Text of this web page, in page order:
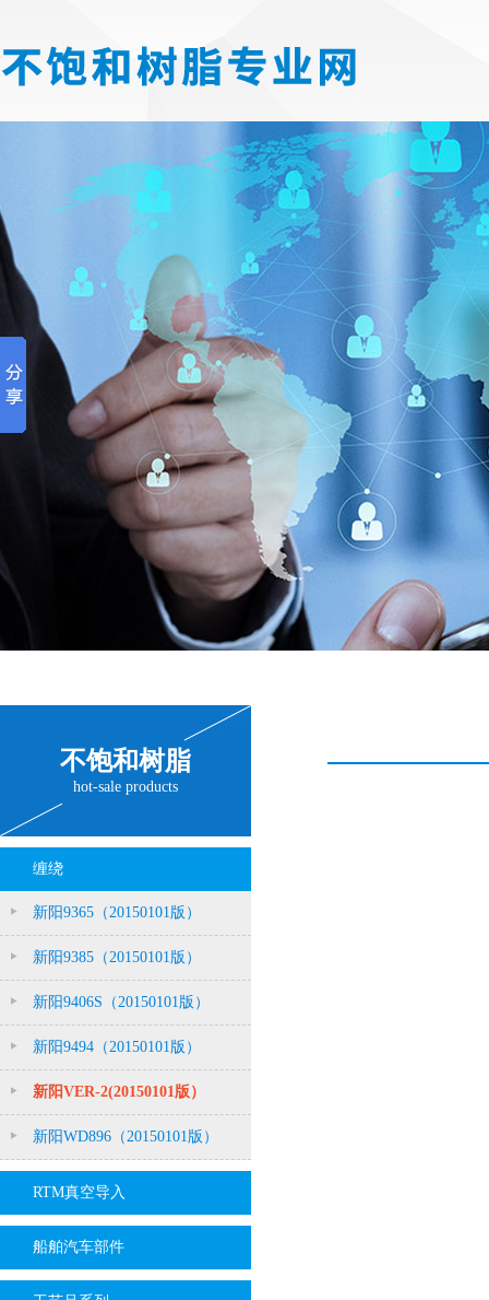
不饱和树脂
hot-sale products
缠绕
新阳9365（20150101版）
新阳9385（20150101版）
新阳9406S（20150101版）
新阳9494（20150101版）
新阳VER-2(20150101版）
新阳WD896（20150101版）
RTM真空导入
船舶汽车部件